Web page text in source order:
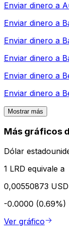
Enviar dinero a
Enviar dinero a
Enviar dinero a
Enviar dinero a
Enviar dinero a
Enviar dinero a
Mostrar más
Más gráficos
Dólar
1 LRD equivale a
0,00550873 USD
-0.0000 (0.69%)
Ver gráfico